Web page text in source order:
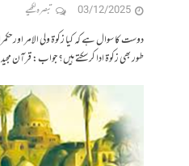
03/12/2025 تبصرہ لکھیے
دوست کا سوال ہے کہ کیا زکوۃ ولی الامر اور
طور بھی زکوۃ ادا کر سکتے ہیں؟ جواب: قرآن